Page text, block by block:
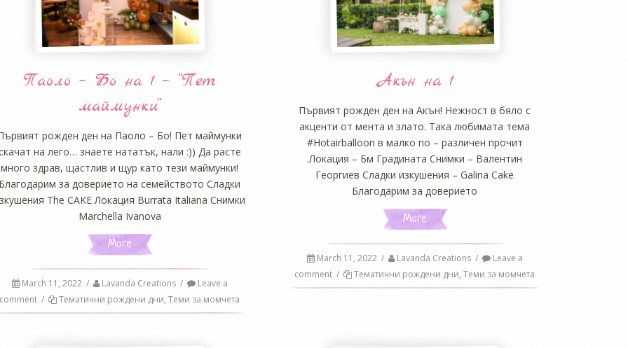
Паоло – Бо на 1 – “Пет
маймунки”
рожден ден на Паоло – Бо! Пет маймунки
на лего… знаете нататък, нали :)) Да расте
много здрав, щастлив и щур като тези маймунки!
за доверието на семейството Сладки
The CAKE Локация Burrata Italiana Снимки
Marchella Ivanova
More
March 11, 2022 / Lavanda Creations /
Leave a
comment / Тематични рождени дни,Теми за момчета
Акън на 1
Първият рожден ден на Акън! Нежност в бяло с
акценти от мента и злато. Така любимата тема
#Hotairballoon в малко по – различен прочит
.Локация – Бм Градината Снимки – Валентин
Георгиев Сладки изкушения – Galina Cake
Благодарим за доверието
More
March 11, 2022 / Lavanda Creations /
Leave a
comment / Тематични рождени дни,Теми за момчета